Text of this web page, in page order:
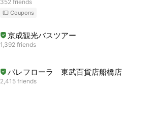
352 friends
Coupons
京成観光バスツアー
1,392 friends
パレフローラ 東武百貨店船橋店
2,415 friends